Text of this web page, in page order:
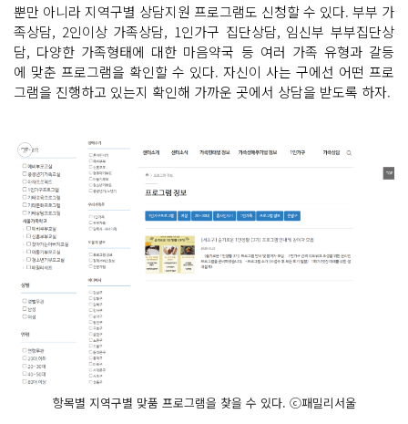
뿐만 아니라 지역구별 상담지원 프로그램도 신청할 수 있다. 부부 가
족상담, 2인이상 가족상담, 1인가구 집단상담, 임신부 부부집단상
담, 다양한 가족형태에 대한 마음약국 등 여러 가족 유형과 갈등
에 맞춘 프로그램을 확인할 수 있다. 자신이 사는 구에선 어떤 프로
그램을 진행하고 있는지 확인해 가까운 곳에서 상담을 받도록 하자.
항목별 지역구별 맞품 프로그램을 찾을 수 있다. ⓒ패밀리서울